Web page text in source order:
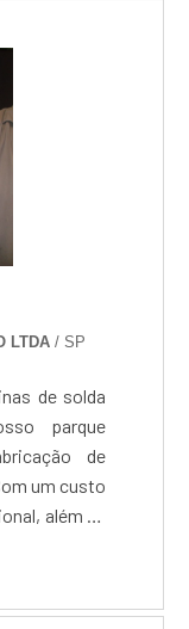
LTDA / SP
de solda
parque
de
um custo
além de
continua.
15Kva.
Carbono e